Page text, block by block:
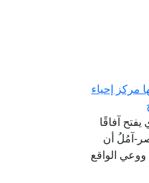
مركز إحياء
يفتح آفاقًا
آمُلُ أن
ووعي الواقع